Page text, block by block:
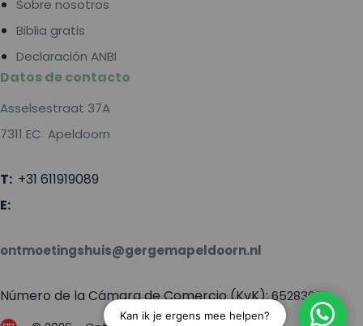
Sobre nosotros
Biblia gratis
Declaración ANBI
Datos de contacto
Asselsestraat 37A
7311 EC Apeldoorn
T: +31 611919089
E:
ontmoetingshuis@gergemapeldoorn.nl
Número de la Cámara de Comercio (KvK):65283651